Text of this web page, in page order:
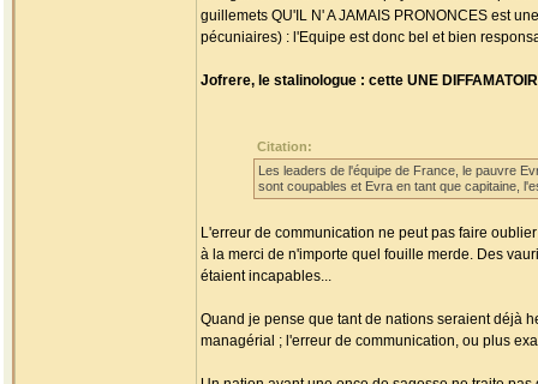
guillemets QU'IL N' A JAMAIS PRONONCES est
pécuniaires) : l'Equipe est donc bel et bien
Jofrere, le stalinologue : cette UNE
Citation:
Les leaders de l'équipe de France, le pauvre
sont coupables et Evra en tant que capitaine,
L'erreur de communication ne peut pas faire
à la merci de n'importe quel fouille merde. Des
étaient incapables...
Quand je pense que tant de nations seraient déjà
managérial ; l'erreur de communication, ou plus